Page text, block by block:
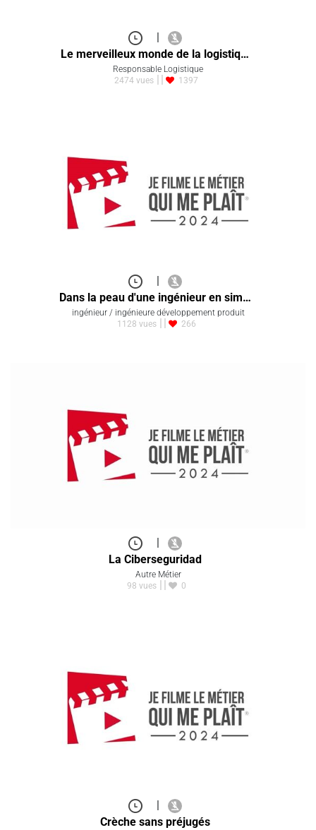
|
Le merveilleux monde de la logistiq…
Responsable Logistique
2474 vues
1397
|
Dans la peau d'une ingénieur en sim…
ingénieur / ingénieure développement produit
1128 vues
266
La Ciberseguridad
Autre Métier
98 vues
0
|
Crèche sans préjugés